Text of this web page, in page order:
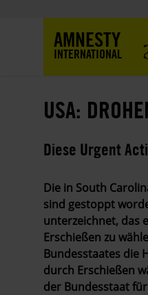
AMNESTY
INTERNATIONAL
USA:
Diese Urgent
Die in South
sind gestoppt
unterzeichnet, das
Erschießen zu
Bundesstaates die
durch Erschießen
der Bundesstaat